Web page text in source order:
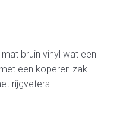
bruin vinyl wat een
een koperen zak
rijgveters.